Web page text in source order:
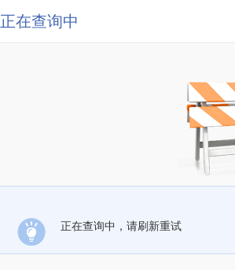
正在查询中
正在查询中，请刷新重试